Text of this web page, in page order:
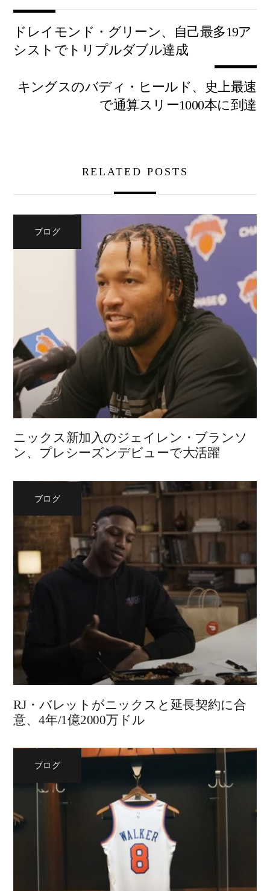
ドレイモンド・グリーン、自己最多19ア
シストでトリプルダブル達成
キングスのバディ・ヒールド、史上最速
で通算スリー1000本に到達
RELATED POSTS
ブログ
ニックス新加入のジェイレン・ブランソ
ン、プレシーズンデビューで大活躍
ブログ
RJ・バレットがニックスと延長契約に合
意、4年/1億2000万ドル
ブログ